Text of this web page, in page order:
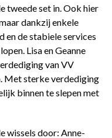
tweede set in. Ook hier
dankzij enkele
en de stabiele services
Lisa en Geanne
van VV
Met sterke verdediging
binnen te slepen met
wissels door: Anne-